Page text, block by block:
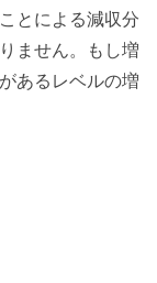
とによる減収分
ません。もし増
あるレベルの増